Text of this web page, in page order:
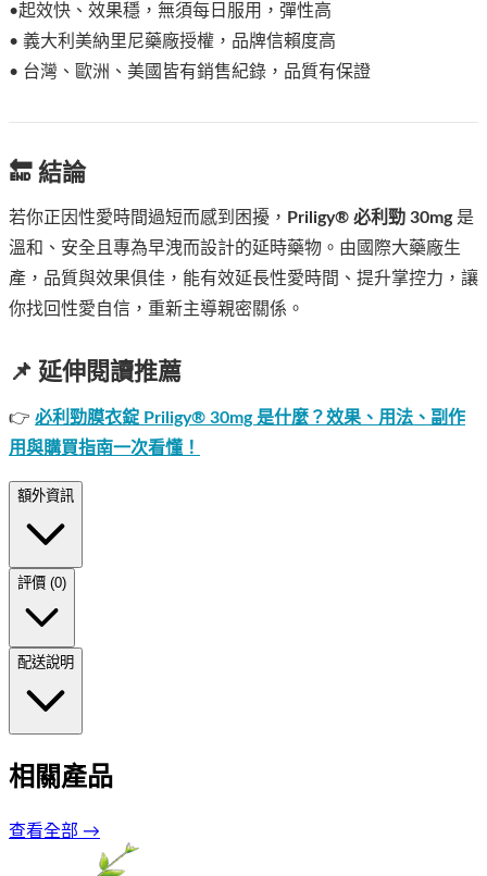
•起效快、效果穩，無須每日服用，彈性高
• 義大利美納里尼藥廠授權，品牌信賴度高
• 台灣、歐洲、美國皆有銷售紀錄，品質有保證
🔚 結論
若你正因性愛時間過短而感到困擾， Priligy® 必利勁 30mg是
溫和、安全且專為早洩而設計的延時藥物。由國際大藥廠生
產，品質與效果俱佳，能有效延長性愛時間、提升掌控力，讓
你找回性愛自信，重新主導親密關係。
📌 延伸閱讀推薦
👉 必利勁膜衣錠 Priligy® 30mg 是什麼？效果、用法、副作
用與購買指南一次看懂！
額外資訊
評價 (0)
配送說明
相關產品
查看全部 →